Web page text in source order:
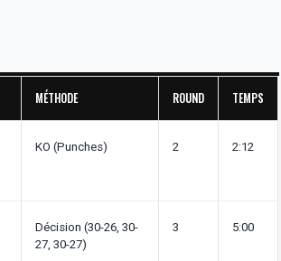
MÉTHODE ROUND TEMPS
KO (Punches) 2 2:12
Décision (30-26, 30-
27, 30-27)
3 5:00